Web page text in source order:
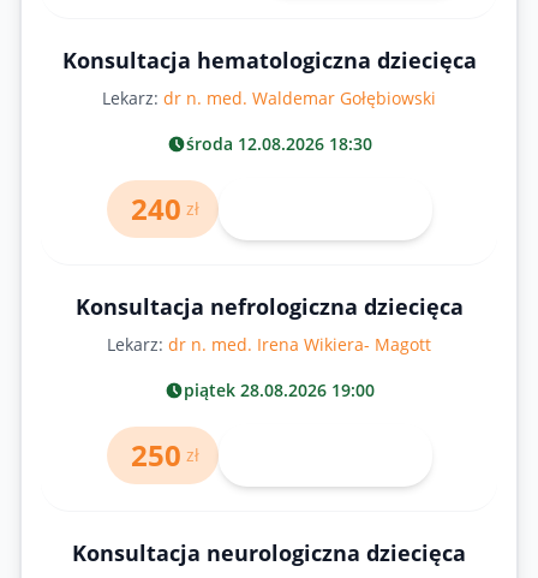
Konsultacja hematologiczna dziecięca
Lekarz: dr n. med. Waldemar Gołębiowski
środa 12.08.2026 18:30
240 zł
Konsultacja nefrologiczna dziecięca
Lekarz: dr n. med. Irena Wikiera- Magott
piątek 28.08.2026 19:00
250 zł
Konsultacja neurologiczna dziecięca